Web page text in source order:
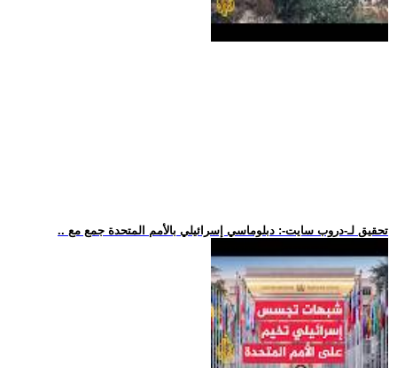
.. تحقيق لـ-دروب سايت-: دبلوماسي إسرائيلي بالأمم المتحدة جمع مع